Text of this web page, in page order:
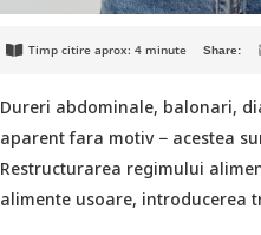
Timp citire aprox: 4 minute
Dureri abdominale, balonari,
aparent fara motiv − acestea
Restructurarea regimului
alimente usoare, introducerea